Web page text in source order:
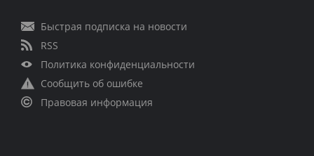
Быстрая подписка на новости
RSS
Политика конфиденциальности
Сообщить об ошибке
Правовая информация